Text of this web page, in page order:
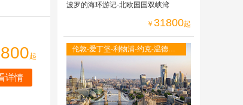
起
详情
波罗的海环游记-北欧国国双峡湾
￥ 31800起
伦敦-爱丁堡-利物浦-约克-温德米
尔湖区-牛津大学-莎士比亚故居-伦
敦自由活动